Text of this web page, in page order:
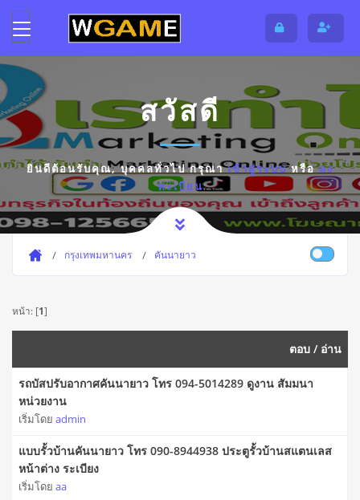
สวัสดี
ยินดีต้อนรับคุณ,บุคคลทั่วไปกรุณาเข้าสู่ระบบหรือลง
ทะเบียน
กรุงเทพมหานคร คันนายาว
หน้า: [1]
ตอบ / อ่าน
รถบัสปรับอากาศคันนายาว โทร 094-5014289 ดูงาน สัมมนา
หน่วยงาน
เริ่มโดย admin
แบบรั้วบ้านคันนายาว โทร 090-8944938 ประตูรั้วบ้านสแตนเลส
หน้าต่าง ระเบียง
เริ่มโดย aa